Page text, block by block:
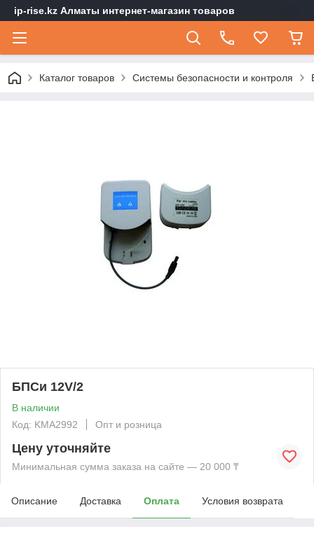
ip-rise.kz Алматы интернет-магазин товаров
Каталог товаров Системы безопасности и контроля
БПСи 12V/2
В наличии
Код: KMА2992
Опт и розница
Цену уточняйте
Минимальная сумма заказа на сайте — 20 000 ₸
Описание Доставка Оплата Условия возврата